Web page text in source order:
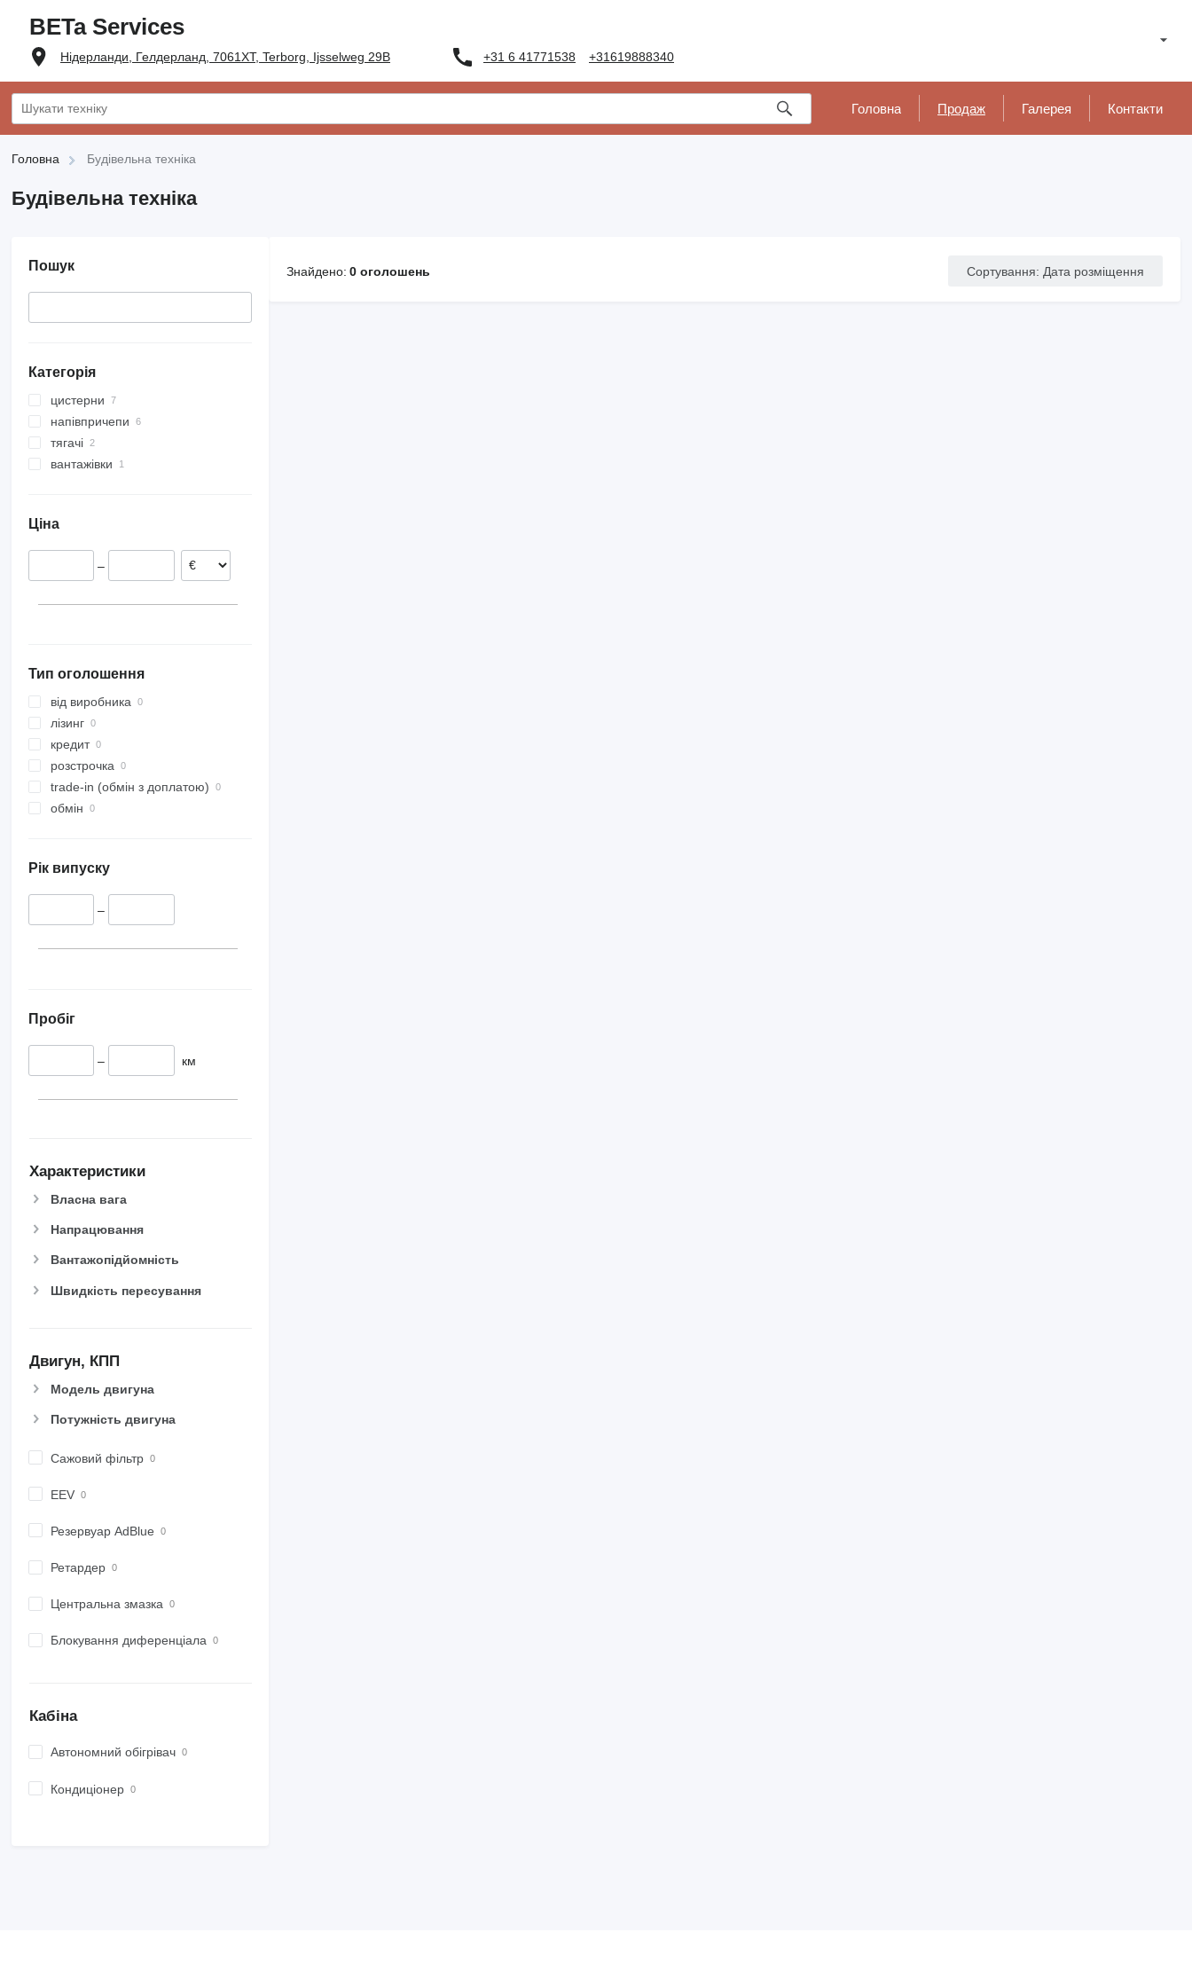
BETa Services
Нідерланди, Гелдерланд, 7061XT, Terborg, Ijsselweg 29B +31 6 41771538 +31619888340
Головна Продаж Галерея Контакти
Головна Будівельна техніка
Будівельна техніка
Пошук
Категорія
цистерни
напівпричепи цистерни
цистерни ПММ
цистерни харчові
напівпричепи
напівпричепи самоскиди
напівпричепи тентовані
тягачі
вантажівки
Ціна
–
Тип оголошення
від виробника
лізинг
кредит
розстрочка
trade-in (обмін з доплатою)
обмін
Рік випуску
–
Пробіг
– км
Характеристики
Власна вага
Напрацювання
Вантажопідйомність
Швидкість пересування
Двигун, КПП
Модель двигуна
Потужність двигуна
Сажовий фільтр
EEV
Резервуар AdBlue
Ретардер
Центральна змазка
Блокування диференціала
Кабіна
Автономний обігрівач
Кондиціонер
Знайдено: 0 оголошень Сортування: Дата розміщення